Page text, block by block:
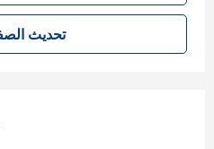
تحديث الصفحة